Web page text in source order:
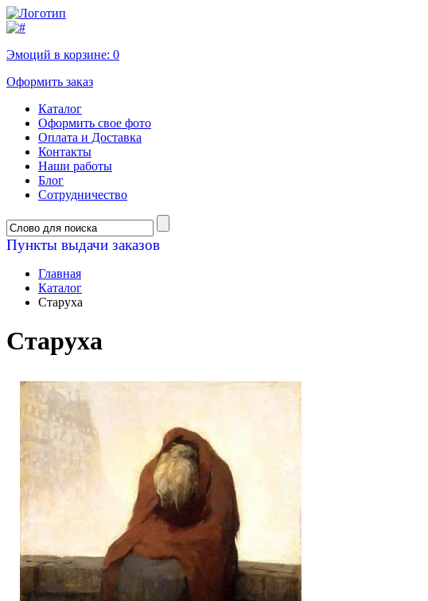
Эмоций в корзине: 0
Оформить заказ
Каталог
Оформить свое фото
Оплата и Доставка
Контакты
Наши работы
Блог
Сотрудничество
Пункты выдачи заказов
Главная
Каталог
Старуха
Старуха